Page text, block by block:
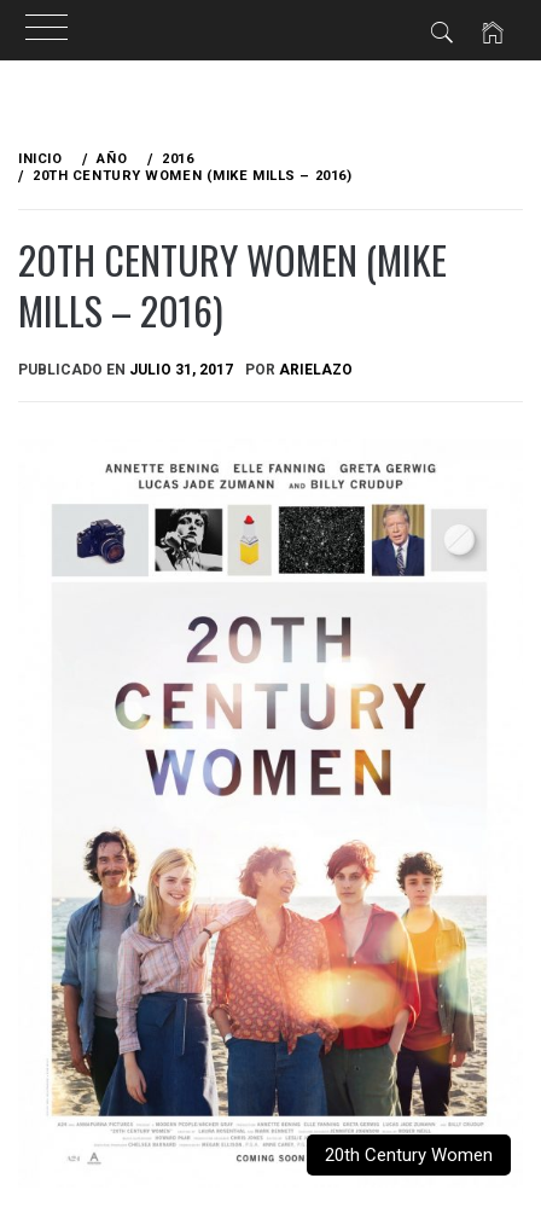
contenido
INICIO AÑO
2016
20TH CENTURY WOMEN (MIKE MILLS – 2016)
20TH CENTURY WOMEN (MIKE
MILLS – 2016)
PUBLICADO EN JULIO 31, 2017 POR ARIELAZO
20th Century Women